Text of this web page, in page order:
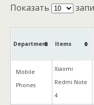
Показать
Department Items
Mobile
Phones
Xiaomi
Redmi Note
4